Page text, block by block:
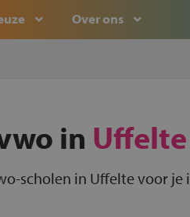
Over ons
in Uffelte
scholen in Uffelte voor je